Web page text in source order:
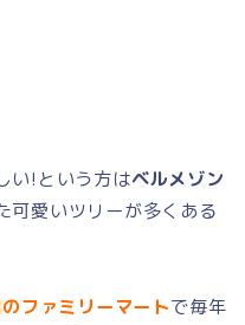
い!という方はベルメゾン
可愛いツリーが多くある
ファミリーマートで毎年